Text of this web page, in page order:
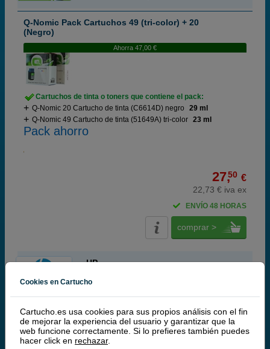
Q-Nomic Pack Cartuchos 49 (tri-color) + 20
(Negro)
Ahorra 47,00 €
Cartuchos de tinta o toners que contiene el pack:
Q-Nomic 20 Cartucho de tinta (C6614D) negro
29 ml
Q-Nomic 49 Cartucho de tinta (51649A) tri-color 23 ml
Pack ahorro
27,50 €
22,73 € iva ex
ENVÍO 48 HORAS
comprar >
HP
Cookies en Cartucho
Cartucho.es usa cookies para sus propios análisis con el fin
de mejorar la experiencia del usuario y garantizar que la
web funcione correctamente. Si lo prefieres también puedes
hacer click en rechazar.